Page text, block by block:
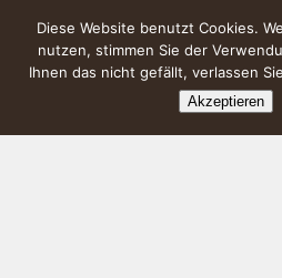
Diese Website benutzt Cookies.
nutzen, stimmen Sie der
Ihnen das nicht gefällt, verlassen
Akzeptieren